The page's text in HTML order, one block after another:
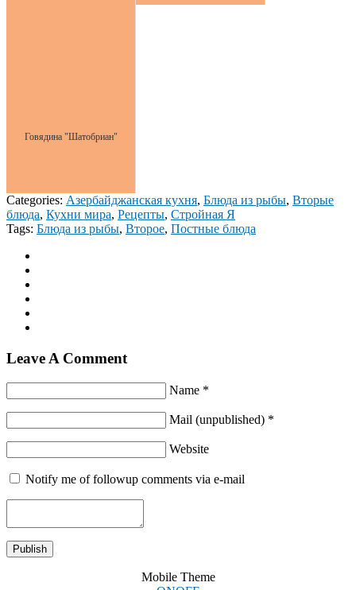
Говядина "Шатобриан"
Categories: Азербайджанская кухня, Блюда из рыбы, Вторые
блюда, Кухни мира, Рецепты, Стройная Я
Tags: Блюда из рыбы, Второе, Постные блюда
Leave A Comment
Name *
Mail (unpublished) *
Website
Notify me of followup comments via e-mail
Mobile Theme